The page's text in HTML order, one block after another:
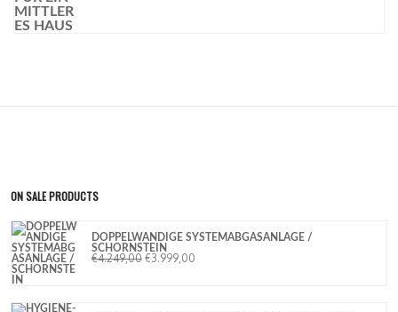
ON SALE PRODUCTS
DOPPELWANDIGE SYSTEMABGASANLAGE /
SCHORNSTEIN
€4.249,00 €3.999,00